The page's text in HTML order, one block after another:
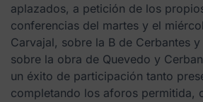
aplazados, a petición de los
conferencias del martes y el
Carvajal, sobre la B de Cerbantes
sobre la obra de Quevedo y
un éxito de participación tanto
completando los aforos permitida,